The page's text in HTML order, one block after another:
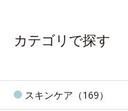
カテゴリで探す
スキンケア（169）